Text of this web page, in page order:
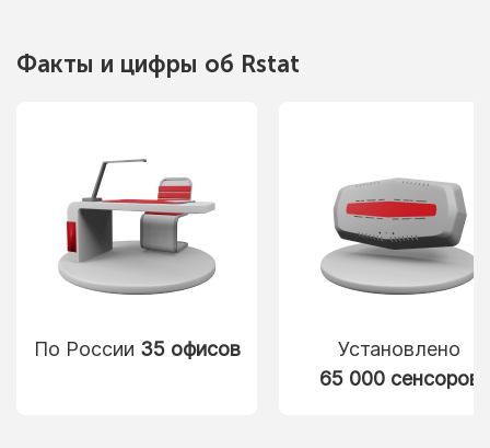
Факты и цифры об Rstat
По России 35 офисов
Установлено
65 000 сенсоров